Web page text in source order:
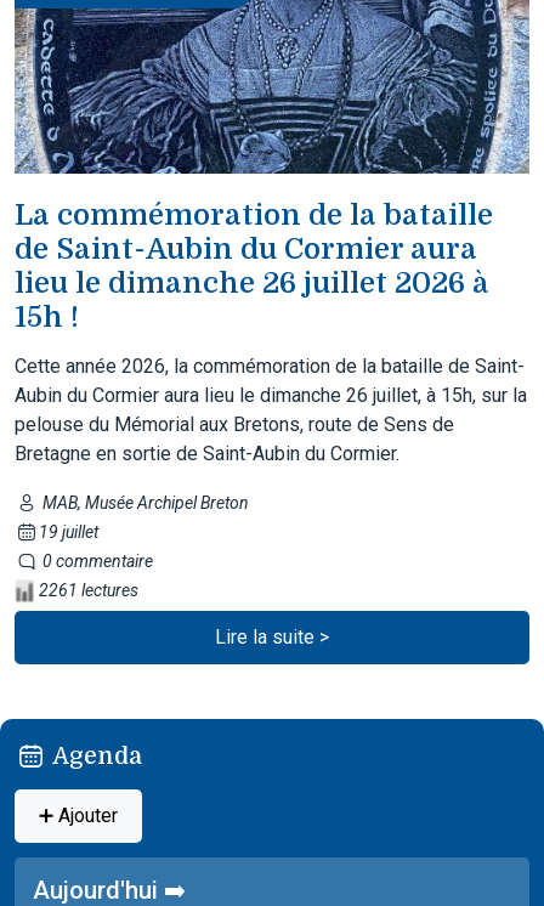
La commémoration de la bataille
de Saint-Aubin du Cormier aura
lieu le dimanche 26 juillet 2026 à
15h !
Cette année 2026, la commémoration de la bataille de Saint-
Aubin du Cormier aura lieu le dimanche 26 juillet, à 15h, sur la
pelouse du Mémorial aux Bretons, route de Sens de
Bretagne en sortie de Saint-Aubin du Cormier.
MAB, Musée Archipel Breton
19 juillet
0 commentaire
2261 lectures
Lire la suite >
Agenda
➕ Ajouter
Aujourd'hui ➡️